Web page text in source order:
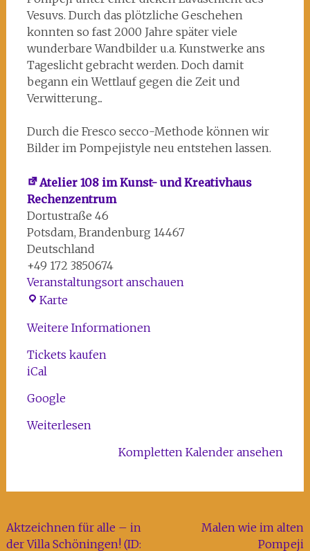
Vesuvs. Durch das plötzliche Geschehen
konnten so fast 2000 Jahre später viele
wunderbare Wandbilder u.a. Kunstwerke ans
Tageslicht gebracht werden. Doch damit
begann ein Wettlauf gegen die Zeit und
Verwitterung...
Durch die Fresco secco-Methode können wir
Bilder im Pompejistyle neu entstehen lassen.
Atelier 108 im Kunst- und Kreativhaus
Rechenzentrum
Dortustraße 46
Potsdam, Brandenburg 14467
Deutschland
+49 172 3850674
Veranstaltungsort anschauen
KarteAtelier
im
Kunst-
Weitere Informationen
Tickets kaufen
iCal
Google
Weiterlesen
Kompletten Kalender ansehen
Beitragsnavigation
Aktzeichnen für alle – in
der Villa Schöningen! (ID:
Malen wie im alten
Pompeji